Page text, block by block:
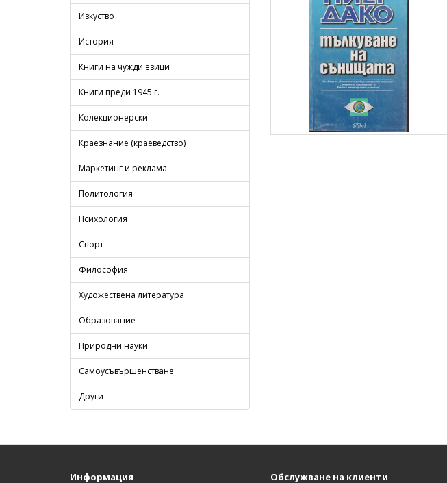
Изкуство
История
Книги на чужди езици
Книги преди 1945 г.
Колекционерски
Краезнание (краеведство)
Маркетинг и реклама
Политология
Психология
Спорт
Философия
Художествена литература
Образование
Природни науки
Самоусъвършенстване
Други
Информация Обслужване на клиенти